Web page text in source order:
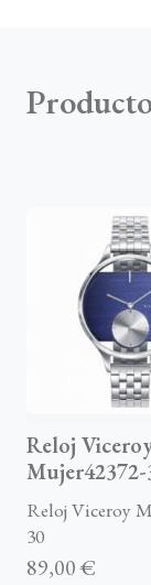
Reloj
Mujer42372-
Reloj Viceroy
30
89,00 €